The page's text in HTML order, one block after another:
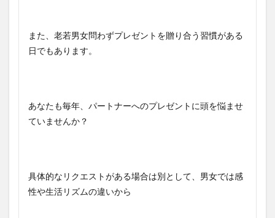
また、老若男女問わずプレゼントを贈り合う習慣がある
日でもあります。
あなたも毎年、パートナーへのプレゼントに頭を悩ませ
ていませんか？
具体的なリクエストがある場合は別として、男女では感
性や生活リズムの違いから